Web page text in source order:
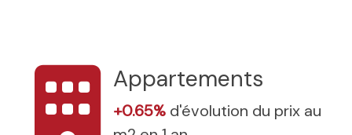
Appartements
+0.65% d'évolution du prix au